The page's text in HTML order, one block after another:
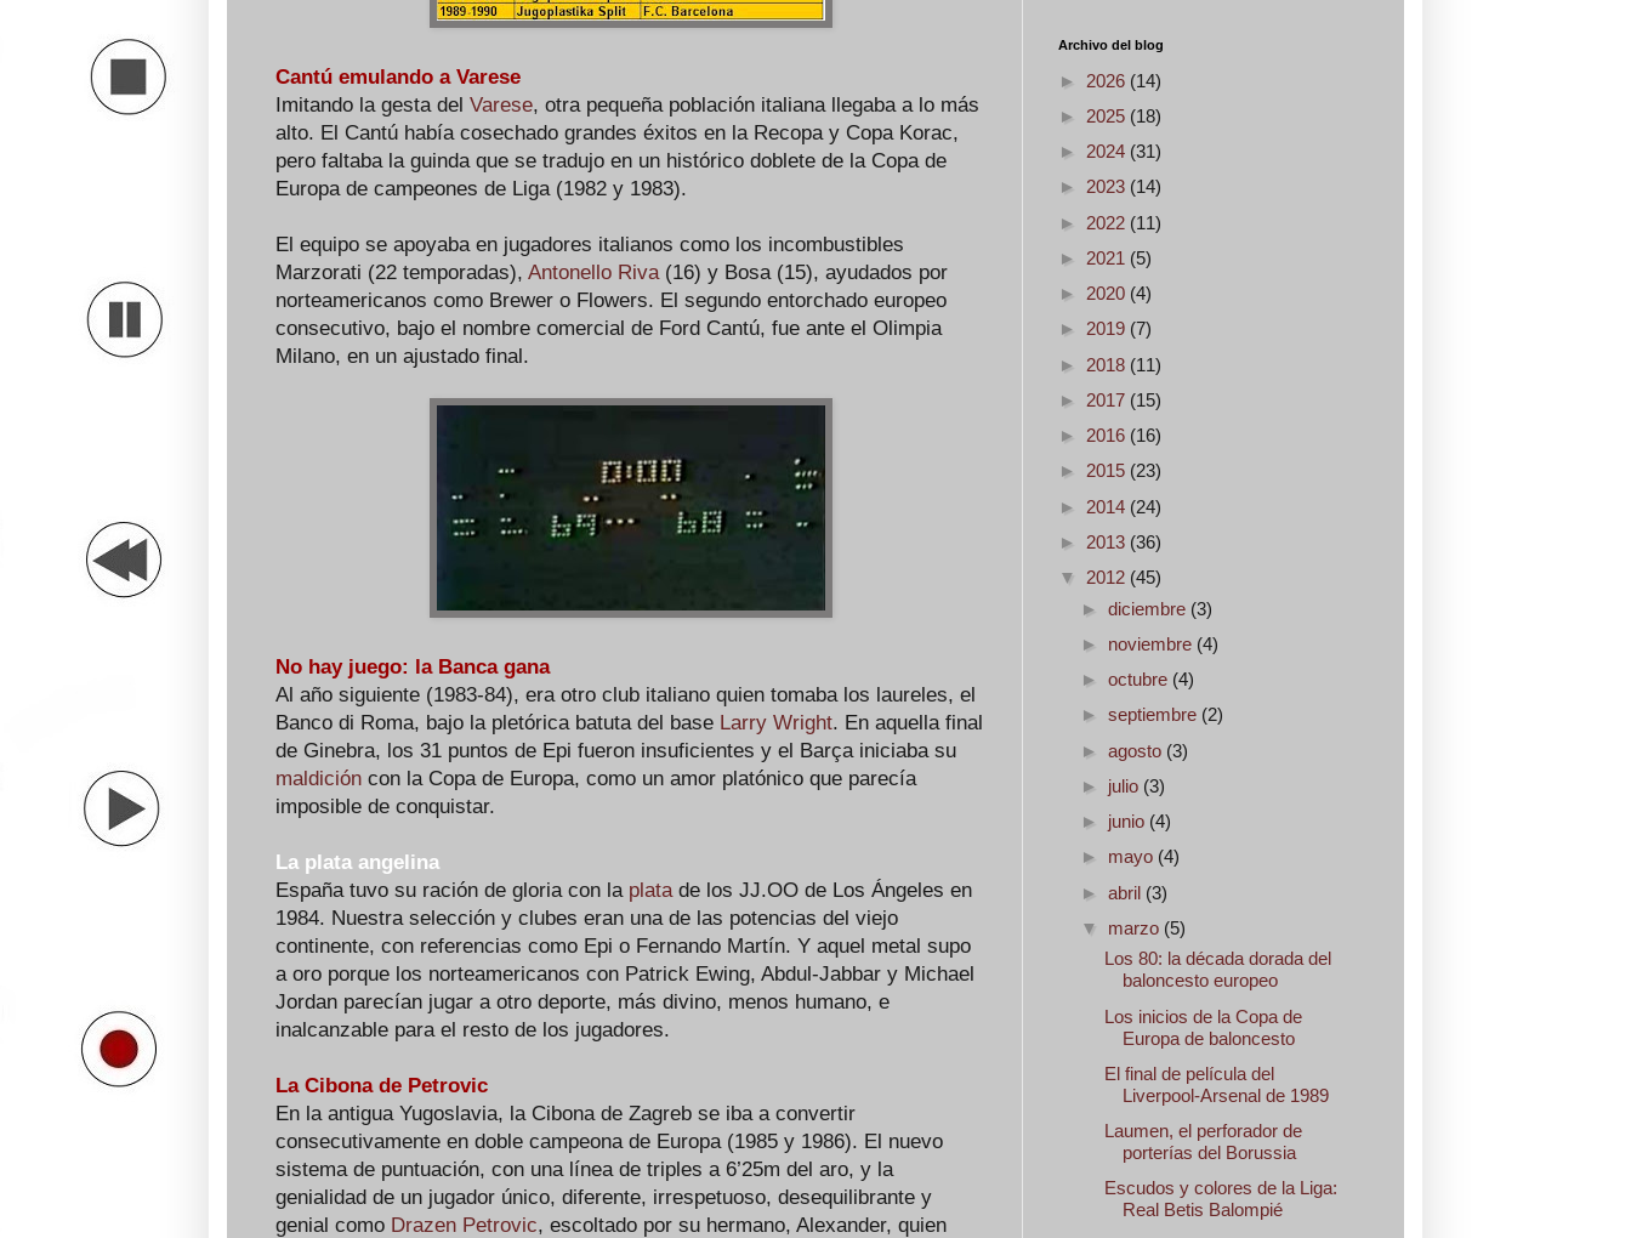
Cantú emulando a Varese
Imitando la gesta del Varese, otra pequeña población italiana llegaba a lo más
alto. El Cantú había cosechado grandes éxitos en la Recopa y Copa Korac,
pero faltaba la guinda que se tradujo en un histórico doblete de la Copa de
Europa de campeones de Liga (1982 y 1983).
El equipo se apoyaba en jugadores italianos como los incombustibles
Marzorati (22 temporadas), Antonello Riva (16) y Bosa (15), ayudados por
norteamericanos como Brewer o Flowers. El segundo entorchado europeo
consecutivo, bajo el nombre comercial de Ford Cantú, fue ante el Olimpia
Milano, en un ajustado final.
No hay juego: la Banca gana
Al año siguiente (1983-84), era otro club italiano quien tomaba los laureles, el
Banco di Roma, bajo la pletórica batuta del base Larry Wright. En aquella final
de Ginebra, los 31 puntos de Epi fueron insuficientes y el Barça iniciaba su
maldición con la Copa de Europa, como un amor platónico que parecía
imposible de conquistar.
La plata angelina
España tuvo su ración de gloria con la plata de los JJ.OO de Los Ángeles en
1984. Nuestra selección y clubes eran una de las potencias del viejo
continente, con referencias como Epi o Fernando Martín. Y aquel metal supo
a oro porque los norteamericanos con Patrick Ewing, Abdul-Jabbar y Michael
Jordan parecían jugar a otro deporte, más divino, menos humano, e
inalcanzable para el resto de los jugadores.
La Cibona de Petrovic
En la antigua Yugoslavia, la Cibona de Zagreb se iba a convertir
consecutivamente en doble campeona de Europa (1985 y 1986). El nuevo
sistema de puntuación, con una línea de triples a 6’25m del aro, y la
genialidad de un jugador único, diferente, irrespetuoso, desequilibrante y
genial como Drazen Petrovic, escoltado por su hermano, Alexander, quien
Archivo del blog
► 2026 (14)
► 2025 (18)
► 2024 (31)
► 2023 (14)
► 2022 (11)
► 2021 (5)
► 2020 (4)
► 2019 (7)
► 2018 (11)
► 2017 (15)
► 2016 (16)
► 2015 (23)
► 2014 (24)
► 2013 (36)
▼ 2012 (45)
► diciembre (3)
► noviembre (4)
► octubre (4)
► septiembre (2)
► agosto (3)
► julio (3)
► junio (4)
► mayo (4)
► abril (3)
▼ marzo (5)
Los 80: la década dorada del
baloncesto europeo
Los inicios de la Copa de
Europa de baloncesto
El final de película del
Liverpool-Arsenal de 1989
Laumen, el perforador de
porterías del Borussia
Escudos y colores de la Liga:
Real Betis Balompié